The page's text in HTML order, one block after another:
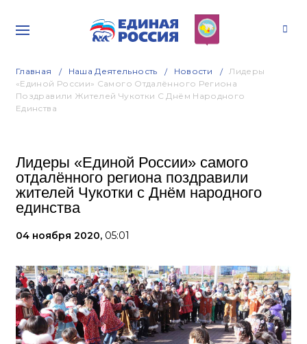
Главная Наша Деятельность Новости
Лидеры
«Единой России» Самого Отдалённого Региона
Поздравили Жителей Чукотки С Днём Народного
Единства
Лидеры «Единой России» самого
отдалённого региона поздравили
жителей Чукотки с Днём народного
единства
04 ноября 2020, 05:01